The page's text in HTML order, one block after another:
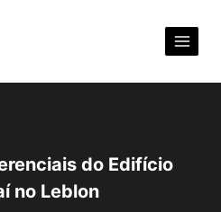
do Edifício
no Leblon